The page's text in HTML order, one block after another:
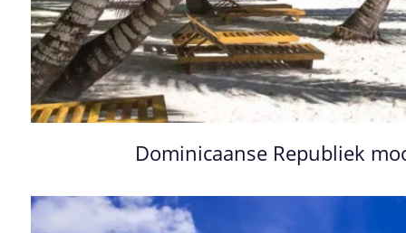
Dominicaanse Republiek